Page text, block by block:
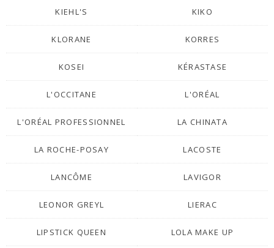
KIEHL'S KIKO
KLORANE KORRES
KOSEI KÉRASTASE
L'OCCITANE L'ORÉAL
L'ORÉAL PROFESSIONNEL LA CHINATA
LA ROCHE-POSAY LACOSTE
LANCÔME LAVIGOR
LEONOR GREYL LIERAC
LIPSTICK QUEEN LOLA MAKE UP